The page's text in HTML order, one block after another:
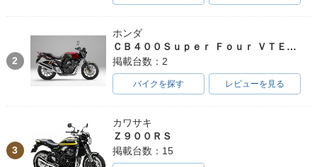
2
ホンダ
ＣＢ４００Ｓｕｐｅｒ Ｆｏｕｒ ＶＴＥＣ ＳＰＥＣ３
掲載台数：2
バイクを探す レビューを見る
3
カワサキ
Ｚ９００ＲＳ
掲載台数：15